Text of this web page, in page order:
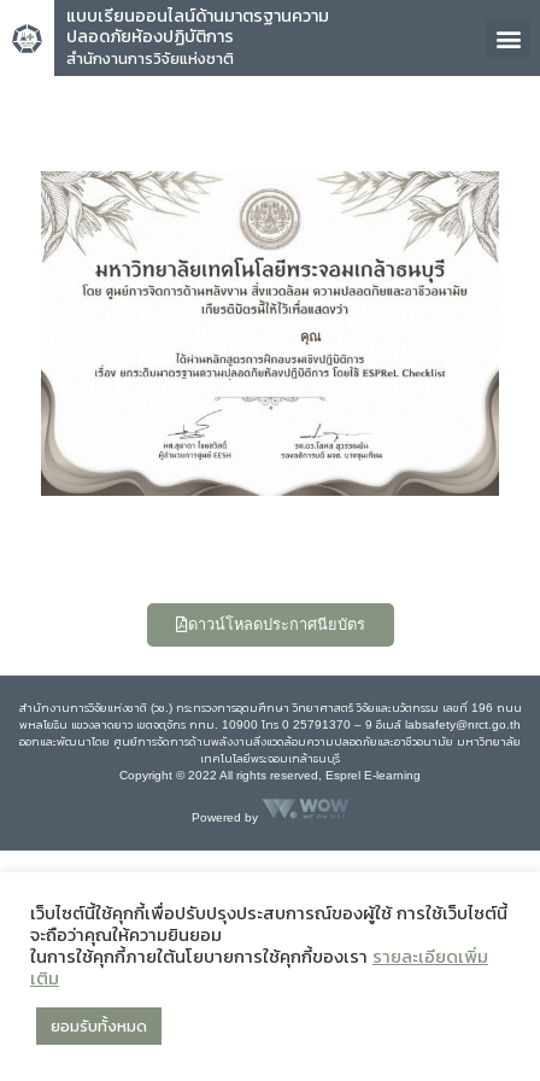
แบบเรียนออนไลน์ด้านมาตรฐานความ
ปลอดภัยห้องปฏิบัติการ
สำนักงานการวิจัยแห่งชาติ
คุณ
ดาวน์โหลดประกาศนียบัตร
สำนักงานการวิจัยแห่งชาติ (วช.) กระทรวงการอุดมศึกษา วิทยาศาสตร์ วิจัยและนวัตกรรม เลขที่ 196 ถนน
พหลโยธิน แขวงลาดยาว เขตจตุจักร กทม. 10900 โทร 0 25791370 – 9 อีเมล์ labsafety@nrct.go.th
ออกและพัฒนาโดย ศูนย์การจัดการด้านพลังงานสิ่งแวดล้อมความปลอดภัยและอาชีวอนามัย มหาวิทยาลัย
เทคโนโลยีพระจอมเกล้าธนบุรี
Copyright © 2022 All rights reserved, Esprel E-learning
Powered by
เว็บไซต์นี้ใช้คุกกี้เพื่อปรับปรุงประสบการณ์ของผู้ใช้ การใช้เว็บไซต์นี้
จะถือว่าคุณให้ความยินยอม
ในการใช้คุกกี้ภายใต้นโยบายการใช้คุกกี้ของเรา รายละเอียดเพิ่ม
เติม
ยอมรับทั้งหมด